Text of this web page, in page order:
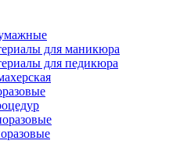
для маникюра
для педикюра